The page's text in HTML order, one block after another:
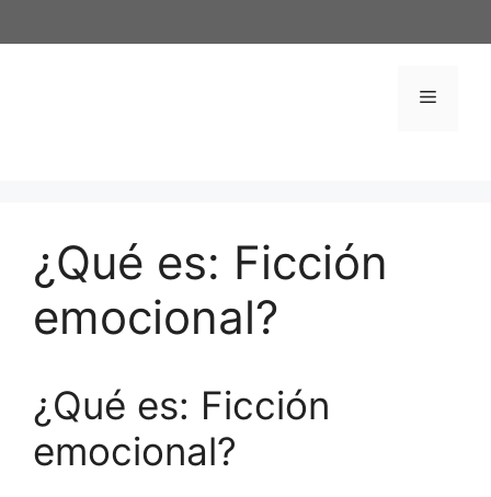
al
Menú
¿Qué es: Ficción
emocional?
¿Qué es: Ficción
emocional?